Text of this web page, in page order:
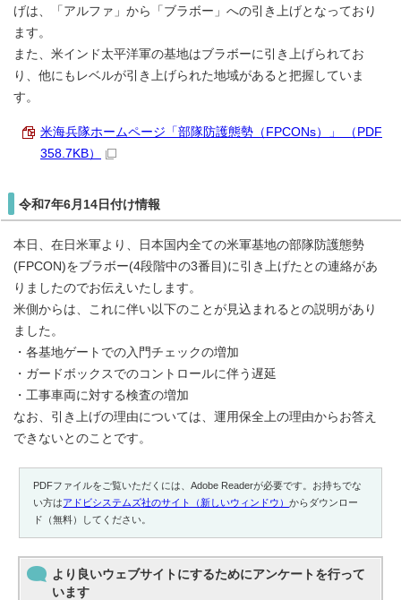
げは、「アルファ」から「ブラボー」への引き上げとなっており
ます。
また、米インド太平洋軍の基地はブラボーに引き上げられてお
り、他にもレベルが引き上げられた地域があると把握していま
す。
米海兵隊ホームページ「部隊防護態勢（FPCONs）」 （PDF
358.7KB）
令和7年6月14日付け情報
本日、在日米軍より、日本国内全ての米軍基地の部隊防護態勢
(FPCON)をブラボー(4段階中の3番目)に引き上げたとの連絡があ
りましたのでお伝えいたします。
米側からは、これに伴い以下のことが見込まれるとの説明があり
ました。
・各基地ゲートでの入門チェックの増加
・ガードボックスでのコントロールに伴う遅延
・工事車両に対する検査の増加
なお、引き上げの理由については、運用保全上の理由からお答え
できないとのことです。
PDFファイルをご覧いただくには、Adobe Readerが必要です。お持ちでな
い方はアドビシステムズ社のサイト（新しいウィンドウ）からダウンロー
ド（無料）してください。
より良いウェブサイトにするためにアンケートを行って
います